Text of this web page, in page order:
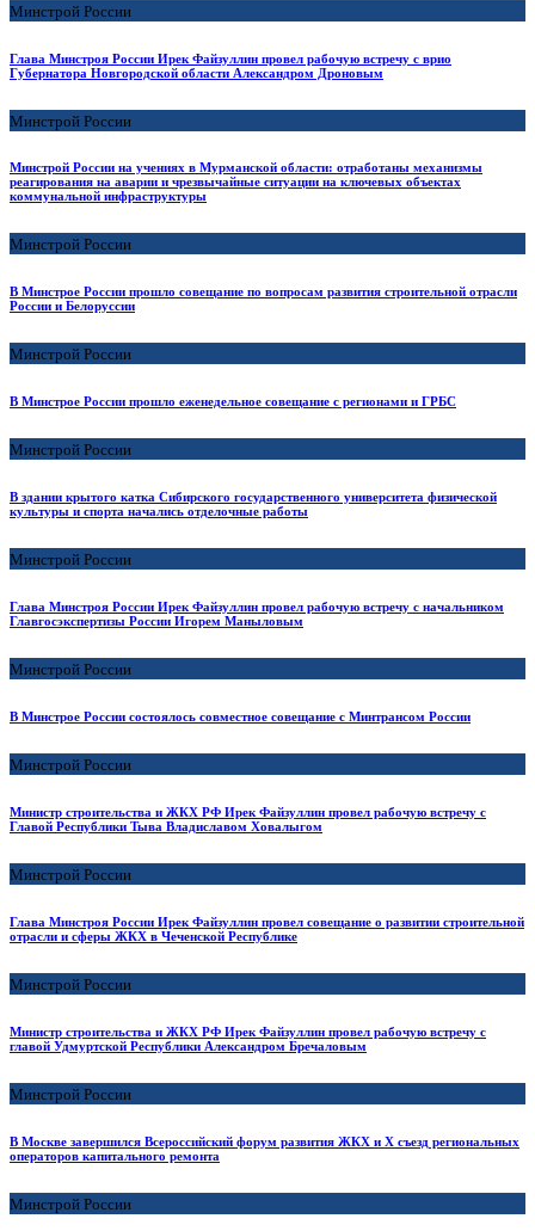
Минстрой России
Глава Минстроя России Ирек Файзуллин провел рабочую встречу с врио
Губернатора Новгородской области Александром Дроновым
Минстрой России
Минстрой России на учениях в Мурманской области: отработаны механизмы
реагирования на аварии и чрезвычайные ситуации на ключевых объектах
коммунальной инфраструктуры
Минстрой России
В Минстрое России прошло совещание по вопросам развития строительной отрасли
России и Белоруссии
Минстрой России
В Минстрое России прошло еженедельное совещание с регионами и ГРБС
Минстрой России
В здании крытого катка Сибирского государственного университета физической
культуры и спорта начались отделочные работы
Минстрой России
Глава Минстроя России Ирек Файзуллин провел рабочую встречу с начальником
Главгосэкспертизы России Игорем Маныловым
Минстрой России
В Минстрое России состоялось совместное совещание с Минтрансом России
Минстрой России
Министр строительства и ЖКХ РФ Ирек Файзуллин провел рабочую встречу с
Главой Республики Тыва Владиславом Ховалыгом
Минстрой России
Глава Минстроя России Ирек Файзуллин провел совещание о развитии строительной
отрасли и сферы ЖКХ в Чеченской Республике
Минстрой России
Министр строительства и ЖКХ РФ Ирек Файзуллин провел рабочую встречу с
главой Удмуртской Республики Александром Бречаловым
Минстрой России
В Москве завершился Всероссийский форум развития ЖКХ и X съезд региональных
операторов капитального ремонта
Минстрой России